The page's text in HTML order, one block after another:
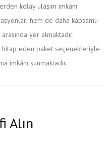
kolay ulaşım imkânı
hem de daha kapsamlı
yer almaktadır.
eden paket seçenekleriyle
imkânı sunmaktadır.
Alın